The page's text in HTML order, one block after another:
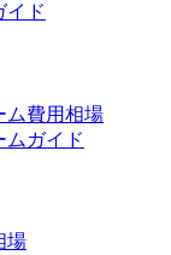
イド
ム費用相場
ムガイド
場